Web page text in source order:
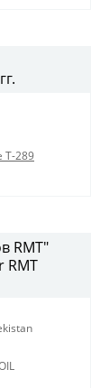
Т-289
RMT"
RMT